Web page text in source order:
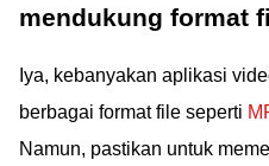
mendukung format
Iya, kebanyakan aplikasi
berbagai format file seperti
Namun, pastikan untuk